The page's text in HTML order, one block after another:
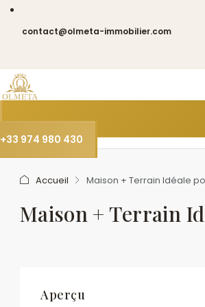
contact@olmeta-immobilier.com
+33 974 980 430
Accueil Maison + Terrain Idéale
Maison + Terrain
Aperçu